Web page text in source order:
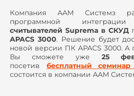
Компания ААМ Системз
программной
считывателей Suprema в СКУД
APACS 3000. Решение будет
новой версии ПК APACS 3000. А
Вы сможете уже 25
посетив бесплатный
состоится в компании ААМ